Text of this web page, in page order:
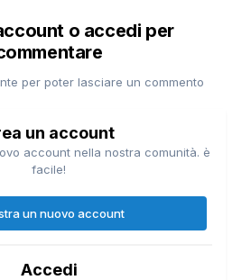
o accedi per
per poter lasciare un commento
un account
account nella nostra comunità. è
facile!
un nuovo account
Accedi